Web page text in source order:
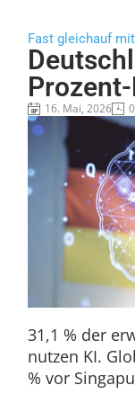
Fast gleichauf
16. Mai, 2026
31,1 % der
nutzen KI.
% vor